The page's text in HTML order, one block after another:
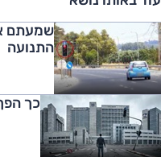
שמעתם
התנועה
כך